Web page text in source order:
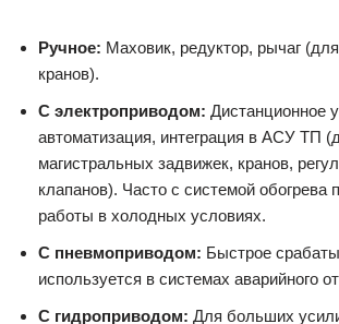
Ручное: Маховик, редуктор, рычаг
кранов).
С электроприводом: Дистанционное
автоматизация, интеграция в АСУ ТП
магистральных задвижек, кранов,
клапанов). Часто с системой обогрева
работы в холодных условиях.
С пневмоприводом: Быстрое
используется в системах аварийного
С гидроприводом: Для больших